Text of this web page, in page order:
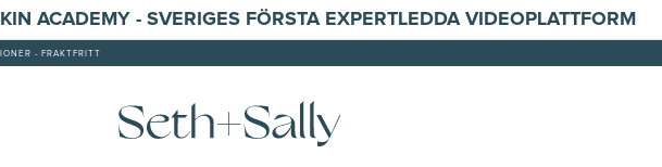
ACADEMY - SVERIGES FÖRSTA EXPERTLEDDA VIDEOPLATTFORM
- FRAKTFRITT